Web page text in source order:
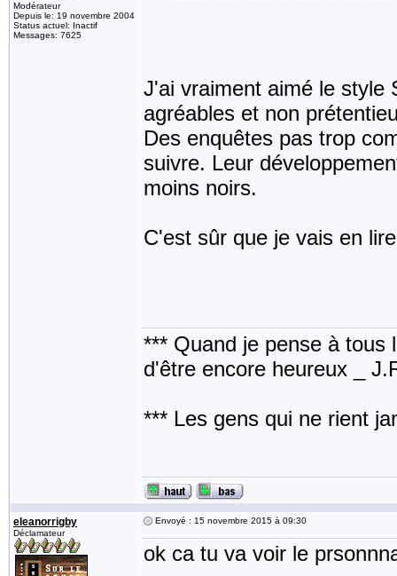
Modérateur
Depuis le: 19 novembre 2004
Status actuel: Inactif
Messages: 7625
J'ai vraiment aimé le style
agréables et non
Des enquêtes pas trop
suivre. Leur
moins noirs.
C'est sûr que je vais en
*** Quand je pense à tous
d'être encore heureux _
*** Les gens qui ne rient
eleanorrigby
Déclamateur
Envoyé : 15 novembre 2015 à 09:30
ok ca tu va voir le